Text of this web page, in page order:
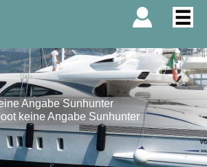
Angabe Sunhunter
keine Angabe Sunhunter